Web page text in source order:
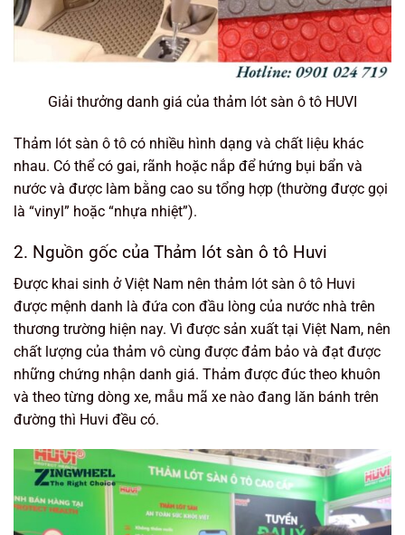
Giải thưởng danh giá của thảm lót sàn ô tô HUVI
Thảm lót sàn ô tô có nhiều hình dạng và chất liệu khác
nhau. Có thể có gai, rãnh hoặc nắp để hứng bụi bẩn và
nước và được làm bằng cao su tổng hợp (thường được gọi
là “vinyl” hoặc “nhựa nhiệt”).
2. Nguồn gốc của Thảm lót sàn ô tô Huvi
Được khai sinh ở Việt Nam nên thảm lót sàn ô tô Huvi
được mệnh danh là đứa con đầu lòng của nước nhà trên
thương trường hiện nay. Vì được sản xuất tại Việt Nam, nên
chất lượng của thảm vô cùng được đảm bảo và đạt được
những chứng nhận danh giá. Thảm được đúc theo khuôn
và theo từng dòng xe, mẫu mã xe nào đang lăn bánh trên
đường thì Huvi đều có.